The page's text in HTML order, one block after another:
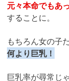
元々本命でもあ
することに。
もちろん女の子
何より巨乳！
巨乳率が尋常じ